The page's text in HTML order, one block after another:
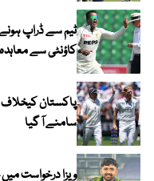
ٹیم سے ڈراپ
کاؤنٹی سے معاہدہ
سامنے آ گیا
ویزا درخواست میں